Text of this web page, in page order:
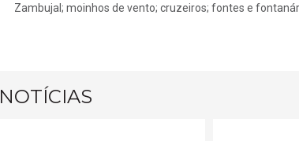
Zambujal; moinhos de vento; cruzeiros; fontes e
NOTÍCIAS